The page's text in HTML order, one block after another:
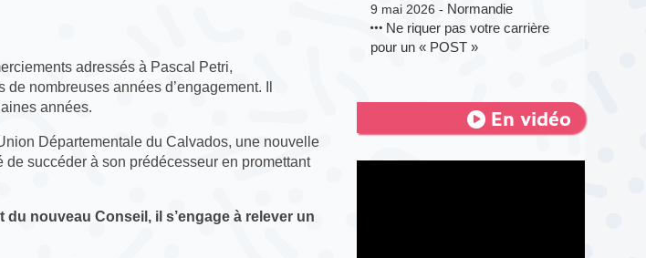
adressés à Pascal Petri,
nombreuses années d’engagement. Il
années.
Départementale du Calvados, une nouvelle
de succéder à son prédécesseur en promettant
nouveau Conseil, il s’engage à relever un
9 mai 2026 - Normandie
Ne riquer pas votre carrière
pour un « POST »
En vidéo